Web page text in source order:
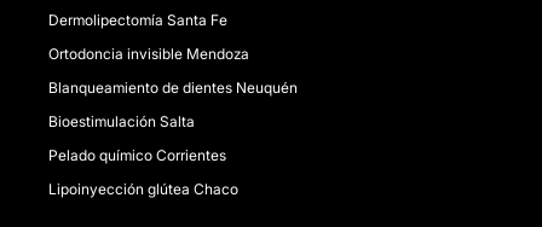
Dermolipectomía Santa Fe
Ortodoncia invisible Mendoza
Blanqueamiento de dientes Neuquén
Bioestimulación Salta
Pelado químico Corrientes
Lipoinyección glútea Chaco